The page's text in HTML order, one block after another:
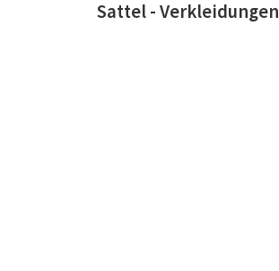
Sattel - Verkleidungen